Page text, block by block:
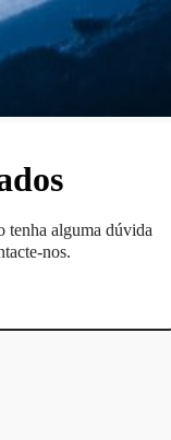
tenha alguma dúvida
nos.